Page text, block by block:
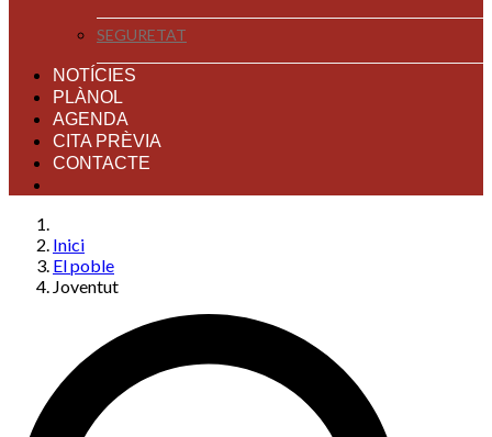
SEGURETAT
NOTÍCIES
PLÀNOL
AGENDA
CITA PRÈVIA
CONTACTE
Inici
El poble
Joventut